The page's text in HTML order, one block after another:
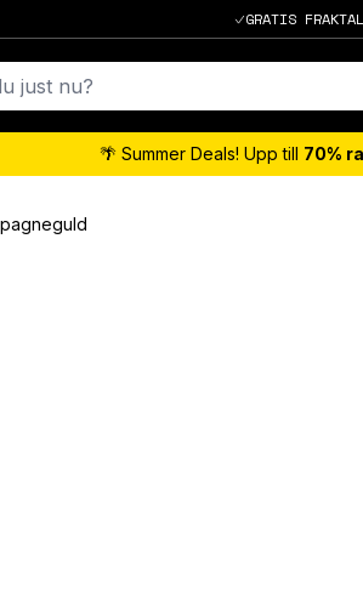
GRATIS
🌴 Summer Deals! Upp till 70%